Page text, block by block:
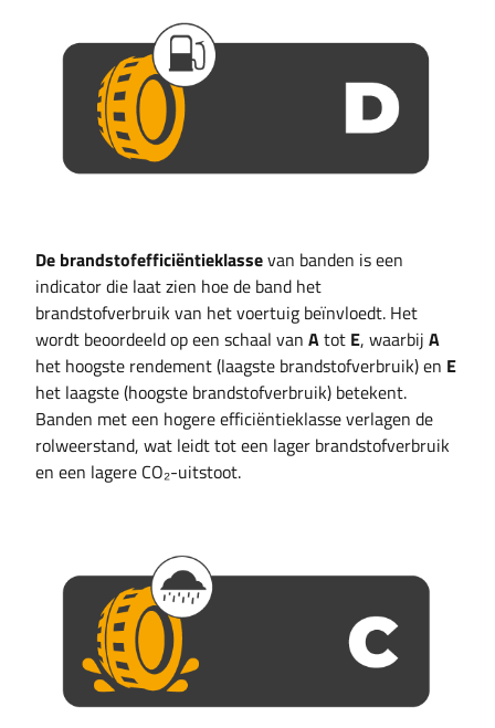
De brandstofefficiëntieklassevan banden is een
indicator die laat zien hoe de band het
brandstofverbruik van het voertuig beïnvloedt. Het
wordt beoordeeld op een schaal van Atot E, waarbij A
het hoogste rendement (laagste brandstofverbruik) en E
het laagste (hoogste brandstofverbruik) betekent.
Banden met een hogere efficiëntieklasse verlagen de
rolweerstand, wat leidt tot een lager brandstofverbruik
en een lagere CO₂-uitstoot.